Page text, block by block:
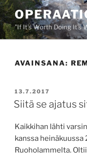
Siirry
sisältöön
"If It's Worth Doing It's
AVAINSANA:
JULKAISTU
13.7.2017
Siitä se ajatus
Kaikkihan lähti
kanssa
Ruoholammelta.